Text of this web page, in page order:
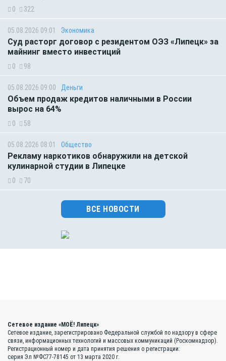
0 322
05.08.2026 09:01 Экономика
Суд расторг договор с резидентом ОЭЗ «Липецк» за
майнинг вместо инвестиций
0 98
05.08.2026 09:00 Деньги
Объем продаж кредитов наличными в России
вырос на 64%
0 58
05.08.2026 08:01 Общество
Рекламу наркотиков обнаружили на детской
кулинарной студии в Липецке
0 70
ВСЕ НОВОСТИ
Сетевое издание «МОЁ! Липецк»
Сетевое издание, зарегистрировано Федеральной службой по надзору в сфере
связи, информационных технологий и массовых коммуникаций (Роскомнадзор).
Регистрационный номер и дата принятия решения о регистрации:
серия Эл №ФС77-78145 от 13 марта 2020 г.